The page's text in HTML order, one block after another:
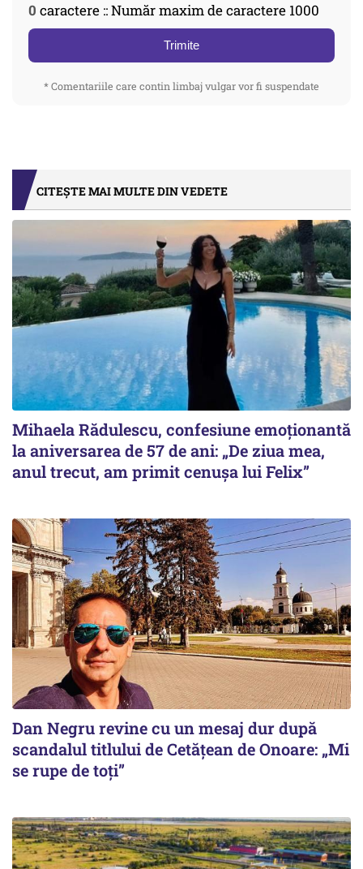
0 caractere :: Număr maxim de caractere 1000
Trimite
* Comentariile care contin limbaj vulgar vor fi suspendate
CITEȘTE MAI MULTE DIN VEDETE
Mihaela Rădulescu, confesiune emoționantă
la aniversarea de 57 de ani: „De ziua mea,
anul trecut, am primit cenușa lui Felix”
Dan Negru revine cu un mesaj dur după
scandalul titlului de Cetățean de Onoare: „Mi
se rupe de toți”